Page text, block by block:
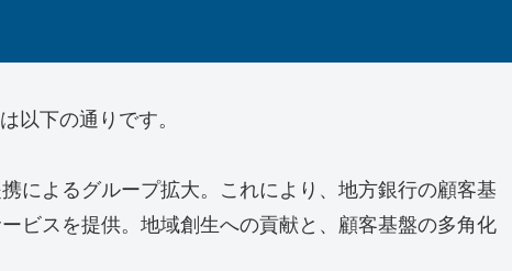
以下の通りです。
によるグループ拡大。これにより、地方銀行の顧客基
ビスを提供。地域創生への貢献と、顧客基盤の多角化